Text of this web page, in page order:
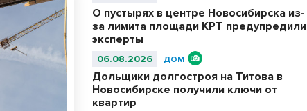
О пустырях в центре Новосибирска из-
за лимита площади КРТ предупредили
эксперты
06.08.2026 ДОМ
Дольщики долгостроя на Титова в
Новосибирске получили ключи от
квартир